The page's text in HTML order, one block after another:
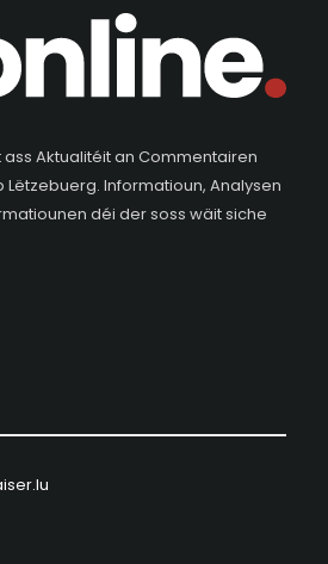
ass Aktualitéit an Commentairen
Informatioun, Analysen
déi der soss wäit siche